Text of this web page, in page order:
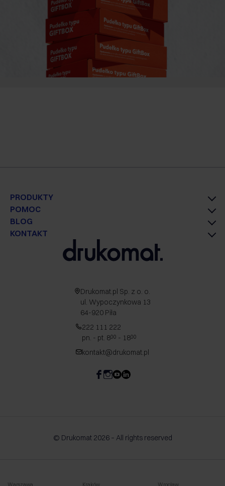
PRODUKTY
POMOC
BLOG
KONTAKT
Drukomat.pl Sp. z o. o.
ul. Wypoczynkowa 13
64-920 Piła
222 111 222
pn. - pt. 800 - 1800
kontakt@drukomat.pl
© Drukomat 2026 – All rights reserved